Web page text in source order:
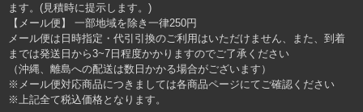
ます。(見積時に提示します。)
【メール便】 一部地域を除き一律250円
メール便は日時指定・代引引換のご利用はいただけません、また、到着
までは発送日から3~7日程度かかりますのでご了承ください
（沖縄、離島への配送は数日かかる場合がございます）
※メール便対応商品につきましては各商品ページにてご確認ください
※上記全て税込価格となります。